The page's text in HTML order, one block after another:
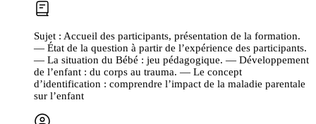
Sujet : Accueil des participants, présentation de la formation.
— État de la question à partir de l’expérience des participants.
— La situation du Bébé : jeu pédagogique. — Développement
de l’enfant : du corps au trauma. — Le concept
d’identification : comprendre l’impact de la maladie parentale
sur l’enfant